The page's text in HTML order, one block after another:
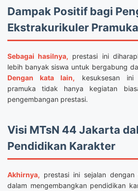
Dampak Positif bagi
Ekstrakurikuler Pramuka
Sebagai hasilnya, prestasi ini
lebih banyak siswa untuk bergabung
Dengan kata lain, kesuksesan ini
pramuka tidak hanya kegiatan
pengembangan prestasi.
Visi MTsN 44 Jakarta
Pendidikan Karakter
Akhirnya, prestasi ini sejalan
dalam mengembangkan pendidikan